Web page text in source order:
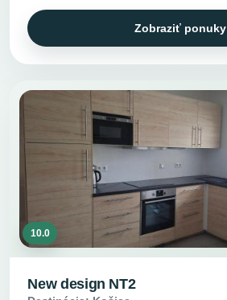
Zobraziť ponuky
10.0
New design NT2